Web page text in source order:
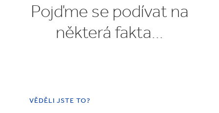
Pojďme se podívat na
některá fakta...
VĚDĚLI JSTE TO?